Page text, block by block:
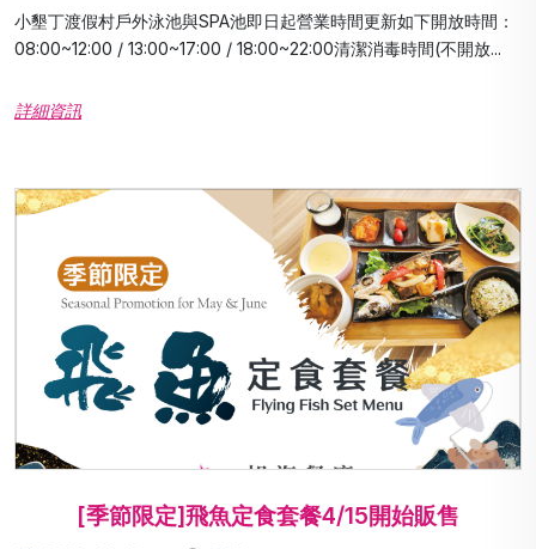
小墾丁渡假村戶外泳池與SPA池即日起營業時間更新如下開放時間：
08:00~12:00 / 13:00~17:00 / 18:00~22:00清潔消毒時間(不開放...
詳細資訊
[季節限定]飛魚定食套餐4/15開始販售